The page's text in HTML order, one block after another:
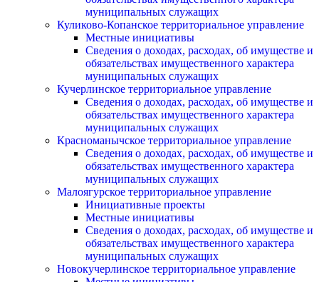
муниципальных служащих
Куликово-Копанское территориальное управление
Местные инициативы
Сведения о доходах, расходах, об имуществе и
обязательствах имущественного характера
муниципальных служащих
Кучерлинское территориальное управление
Сведения о доходах, расходах, об имуществе и
обязательствах имущественного характера
муниципальных служащих
Красноманычское территориальное управление
Сведения о доходах, расходах, об имуществе и
обязательствах имущественного характера
муниципальных служащих
Малоягурское территориальное управление
Инициативные проекты
Местные инициативы
Сведения о доходах, расходах, об имуществе и
обязательствах имущественного характера
муниципальных служащих
Новокучерлинское территориальное управление